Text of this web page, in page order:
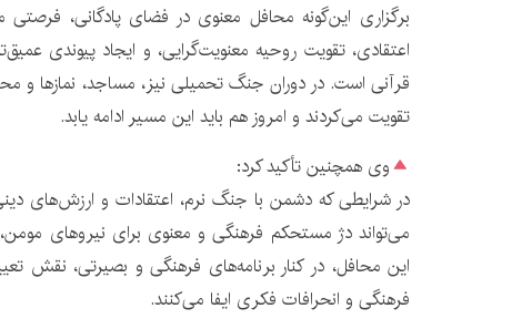
برگزاری این‌گونه محافل معنوی در فضای پادگانی، فرصتی
اعتقادی، تقویت روحیه معنویت‌گرایی، و ایجاد پیوندی
قرآنی است. در دوران جنگ تحمیلی نیز، مساجد، نمازها و
تقویت می‌کردند و امروز هم باید این مسیر ادامه یابد.
وی همچنین تأکید کرد:
در شرایطی که دشمن با جنگ نرم، اعتقادات و ارزش‌های
می‌تواند دژ مستحکم فرهنگی و معنوی برای نیروهای
این محافل، در کنار برنامه‌های فرهنگی و بصیرتی، نقش
فرهنگی و انحرافات فکری ایفا می‌کنند.